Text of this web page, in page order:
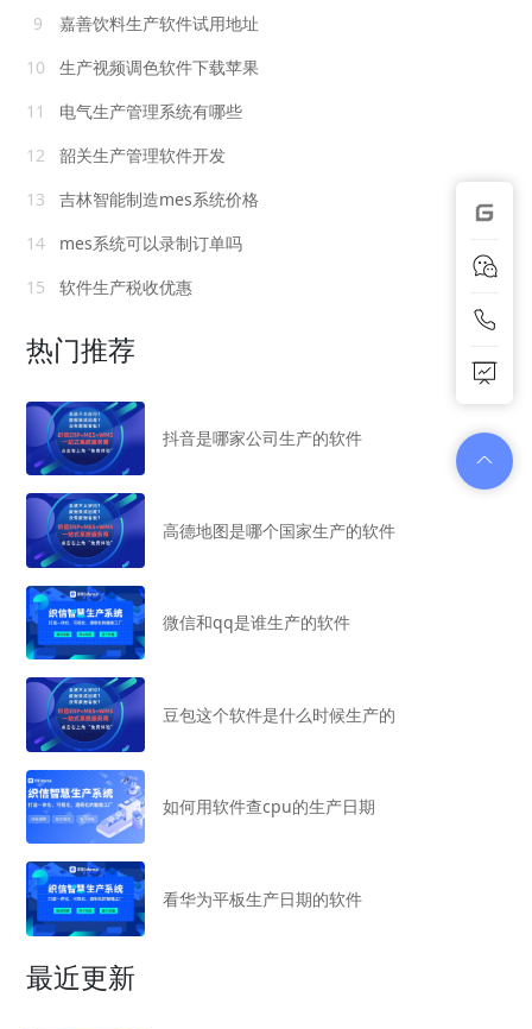
9
嘉善饮料生产软件试用地址
10
生产视频调色软件下载苹果
11
电气生产管理系统有哪些
12
韶关生产管理软件开发
13
吉林智能制造mes系统价格
14
mes系统可以录制订单吗
15
软件生产税收优惠
热门推荐
抖音是哪家公司生产的软件
高德地图是哪个国家生产的软件
微信和qq是谁生产的软件
豆包这个软件是什么时候生产的
如何用软件查cpu的生产日期
看华为平板生产日期的软件
最近更新